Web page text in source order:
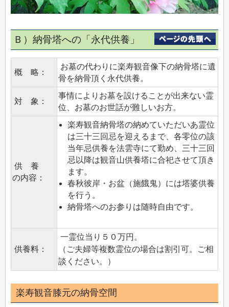
Ｂ）納骨塔への「永代供養」
概 略：
お墓の代わりに楽寿観音像下の納骨塔に遺
骨を納骨頂く永代供養。
対 象：
事情によりお墓を設けることが出来ない霊
位、お墓のお世話が難しいお方。
供 養
の内容：
楽寿観音納骨塔の納めていただいあ霊位
は三十三回忌を迎えるまで、各零位の該
当年忌供養を法雲寺にて勤め、三十三回
忌以降は観音山供養塔に合祀させて頂き
ます。
春秋彼岸・お盆（施餓鬼）には塔婆供養
を行う。
納骨塔へのお参りは随時自由です。
供養料：
一霊位当り５０万円。
（ご夫婦等複数霊位の場合は割引可。ご相
談ください。）
楽寿観音膝元の納骨空間